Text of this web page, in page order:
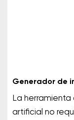
Generador de
La
artificial no